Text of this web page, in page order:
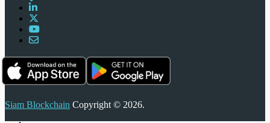
Siam Blockchain Copyright © 2026.